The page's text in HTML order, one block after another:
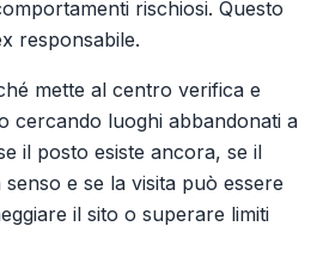
rischiosi. Questo
responsabile.
mette al centro verifica e
cercando luoghi abbandonati a
il posto esiste ancora, se il
e se la visita può essere
il sito o superare limiti